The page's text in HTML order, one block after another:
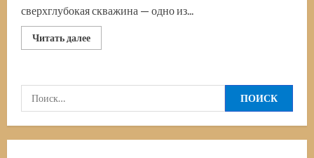
сверхглубокая скважина — одно из...
Читать далееПрочитать
больше
скважина.
авто
к
Найти: